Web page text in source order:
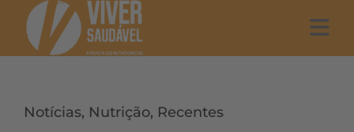
Notícias, Nutrição, Recentes